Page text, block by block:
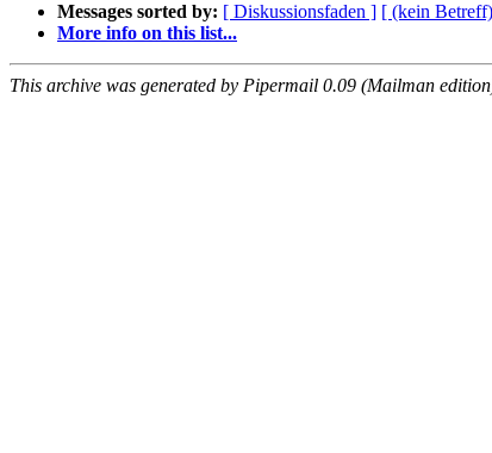
Messages sorted by: [ Diskussionsfaden ] [ (kein
More info on this list...
This archive was generated by Pipermail 0.09 (Mailman